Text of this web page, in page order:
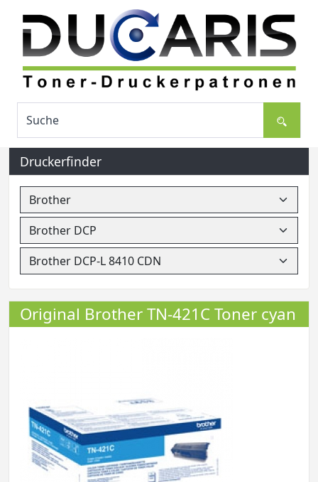
Druckerfinder
Original Brother TN-421C Toner cyan